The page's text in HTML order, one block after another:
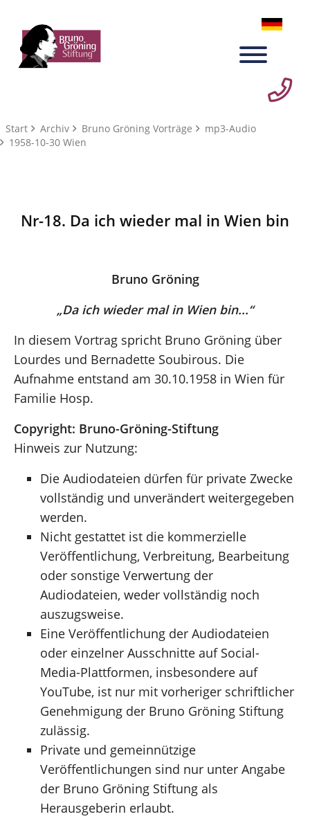
Start Archiv Bruno Gröning Vorträge mp3-Audio
1958-10-30 Wien
Nr-18. Da ich wieder mal in Wien bin
Bruno Gröning
„Da ich wieder mal in Wien bin...“
In diesem Vortrag spricht Bruno Gröning über
Lourdes und Bernadette Soubirous. Die
Aufnahme entstand am 30.10.1958 in Wien für
Familie Hosp.
Copyright: Bruno-Gröning-Stiftung
Hinweis zur Nutzung:
Die Audiodateien dürfen für private Zwecke
vollständig und unverändert weitergegeben
werden.
Nicht gestattet ist die kommerzielle
Veröffentlichung, Verbreitung, Bearbeitung
oder sonstige Verwertung der
Audiodateien, weder vollständig noch
auszugsweise.
Eine Veröffentlichung der Audiodateien
oder einzelner Ausschnitte auf Social-
Media-Plattformen, insbesondere auf
YouTube, ist nur mit vorheriger schriftlicher
Genehmigung der Bruno Gröning Stiftung
zulässig.
Private und gemeinnützige
Veröffentlichungen sind nur unter Angabe
der Bruno Gröning Stiftung als
Herausgeberin erlaubt.